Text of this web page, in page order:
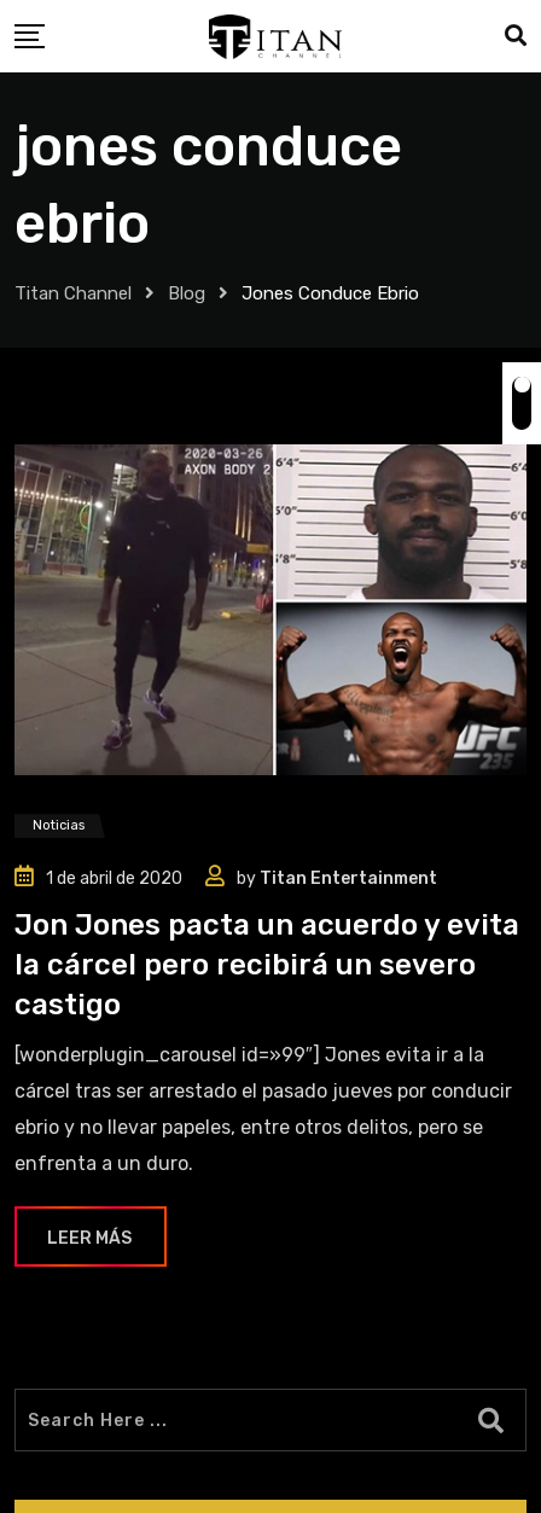
jones conduce
ebrio
Titan Channel Blog Jones Conduce Ebrio
Noticias
1 de abril de 2020 by Titan Entertainment
Jon Jones pacta un acuerdo y evita
la cárcel pero recibirá un severo
castigo
[wonderplugin_carousel id=»99″] Jones evita ir a la
cárcel tras ser arrestado el pasado jueves por conducir
ebrio y no llevar papeles, entre otros delitos, pero se
enfrenta a un duro.
LEER MÁS